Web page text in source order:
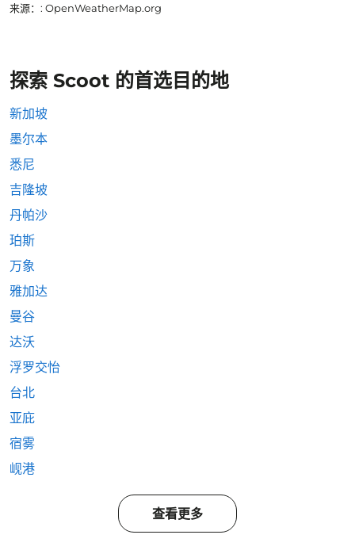
来源： : OpenWeatherMap.org
探索 Scoot 的首选目的地
新加坡
墨尔本
悉尼
吉隆坡
丹帕沙
珀斯
万象
雅加达
曼谷
达沃
浮罗交怡
台北
亚庇
宿雾
岘港
查看更多